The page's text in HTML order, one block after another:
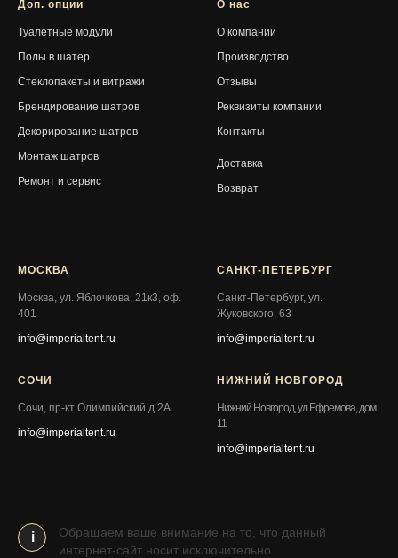
Доп. опции
Туалетные модули
Полы в шатер
Стеклопакеты и витражи
Брендирование шатров
Декорирование шатров
Монтаж шатров
Ремонт и сервис
О нас
О компании
Производство
Отзывы
Реквизиты компании
Контакты
Доставка
Возврат
МОСКВА
Москва, ул. Яблочкова, 21к3, оф.
401
info@imperialtent.ru
САНКТ-ПЕТЕРБУРГ
Санкт-Петербург, ул.
Жуковского, 63
info@imperialtent.ru
СОЧИ
Сочи, пр-кт Олимпийский д.2А
info@imperialtent.ru
НИЖНИЙ НОВГОРОД
Нижний Новгород, ул.Ефремова, дом
11
info@imperialtent.ru
i
Обращаем ваше внимание на то, что данный
интернет-сайт носит исключительно